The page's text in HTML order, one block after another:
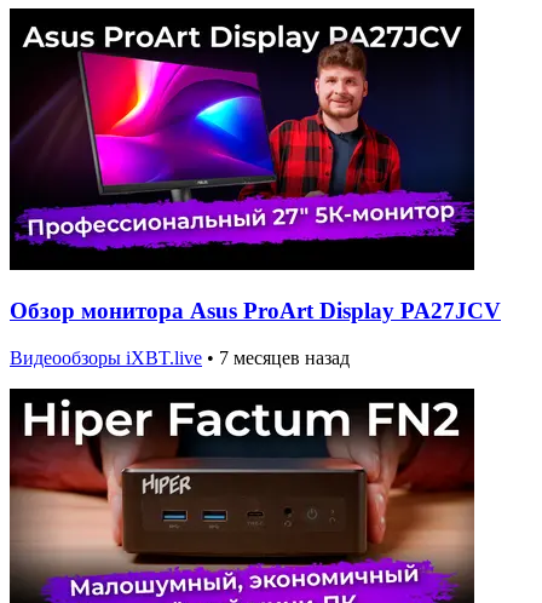
Обзор монитора Asus ProArt Display PA27JCV
Видеообзоры iXBT.live • 7 месяцев назад